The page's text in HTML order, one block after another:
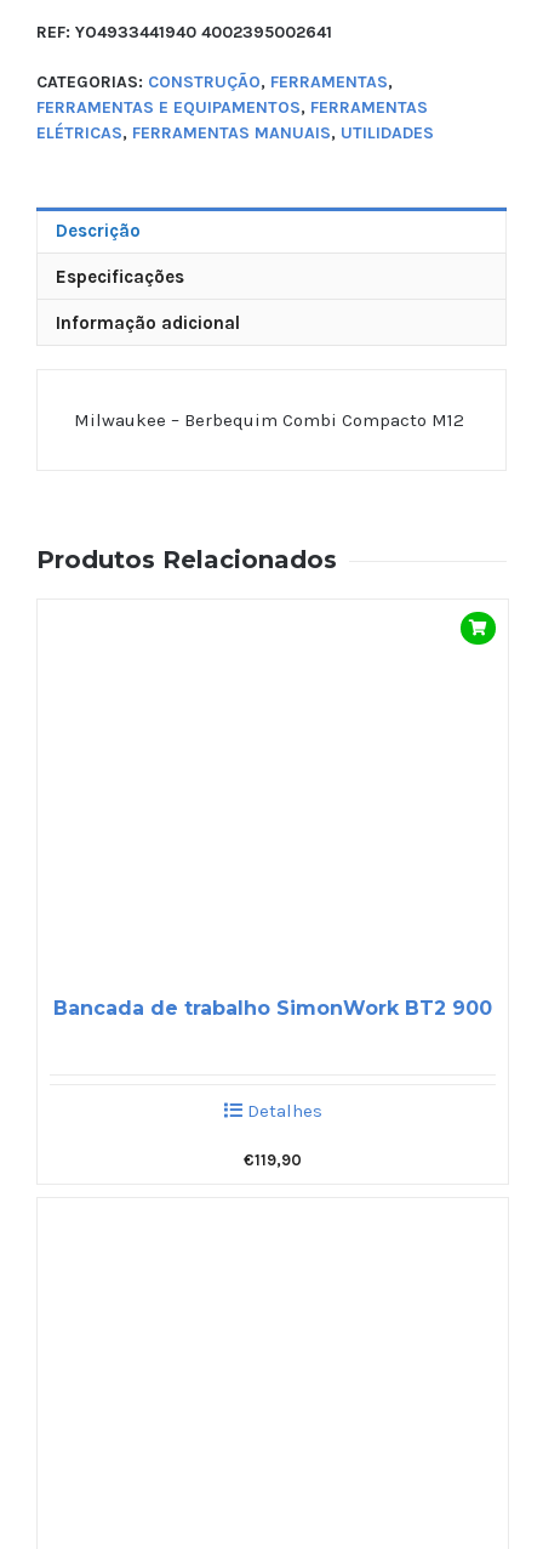
REF: YO4933441940 4002395002641
CATEGORIAS: CONSTRUÇÃO, FERRAMENTAS,
FERRAMENTAS E EQUIPAMENTOS, FERRAMENTAS
ELÉTRICAS, FERRAMENTAS MANUAIS, UTILIDADES
Descrição
Especificações
Informação adicional
Milwaukee – Berbequim Combi Compacto M12
Produtos Relacionados
Bancada de trabalho SimonWork BT2 900
Detalhes
€119,90